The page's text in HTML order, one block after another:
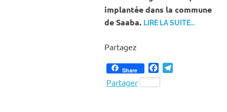
implantée dans la commune
de Saaba. LIRE LA SUITE…
Partagez
Share Facebook
Partager